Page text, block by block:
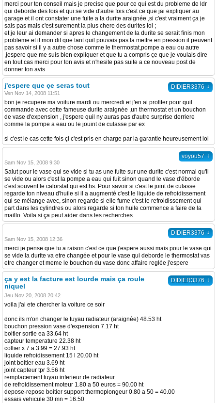
merci pour ton conseil mais je precise que pour ce qui est du probleme de ldr
qui deborde des fois et qui se vide d'autre fois c'est ce que jai expliquer au
garage et il ont constater une fuite a la durite araignée ,si c'est vraiment ça je
sais pas mais c'est surement la plus chere des durites lol ;
et je leur ai demander si apres le changement de la durite se serait finis mon
probleme et il mon dit que tant quil pouvais pas la mettre en pression il peuvent
pas savoir si il y a autre chose comme le thermostat,pompe a eau ou autre
,jespere que me suis bien expliquer et que tu a compris çe que je voulais dire
en tout cas merci pour ton avis et n'hesite pas suite a ce nouveau post de
donner ton avis
DIDIER3376 ↓
j'espere que çe seras tout
Ven Nov 14, 2008 11:51
bon je recupere ma voiture mardi ou mercredi et j'en ai profiter pour quil
commande avec cette fameuse durite araignée ,un thermostat et un bouchon
de vase d'expension , j'espere quil ny auras pas d'autre surprise derriere
comme la pompe a eau ou le jouint de culasse par ex
si c'est le cas cette fois çi c'est pris en charge par la garantie heureusement lol
voyou57 ↓
Sam Nov 15, 2008 9:30
Salut pour le vase qui se vide si tu as une fuite sur une durite c'est normal qu'il
se vide ou alors c'est la pompe a eau qui fuit sinon quand le vase d'éborde
c'est souvent le calorstat qui est hs. Pour savoir si c'est le joint de culasse
regarde ton niveau d'huile si il a augmenté c'est le liquide de refroidissement
qui se mélange avec, sinon regarde si elle fume c'est le refroidissement qui
part dans les cylindres ou alors regarde si ton huile commence a faire de la
maillo. Voila si ça peut aider dans tes recherches.
DIDIER3376 ↓
Sam Nov 15, 2008 12:36
merci je pense que tu a raison c'est ce que j'espere aussi mais pour le vase qui
se vide la durite va etre changée et pour le vase qui deborde le thermostat vas
etre changer et meme le bouchon du vase donc affaire reglée j'espere
DIDIER3376 ↓
ça y est la facture est lourde mais ça roule
niquel
Jeu Nov 20, 2008 20:42
voila j'ai ete chercher la voiture ce soir
donc ils m'on changer le tuyau radiateur (araignée) 48.53 ht
bouchon pression vase d'expension 7.17 ht
boitier sortie ea 33.64 ht
capteur temperature 22.38 ht
collier x 7 a 3.99 = 27.93 ht
liquide refroidissement 15 l 20.00 ht
joint boitier eau 3.69 ht
joint capteur tpr 3.56 ht
remplacement tuyau inferieur de radiateur
de refroidissement moteur 1.80 a 50 euros = 90.00 ht
depose-repose boitier support thermoplongeur 0.80 a 50 = 40.00
essais vehicule 30 mn = 16.50